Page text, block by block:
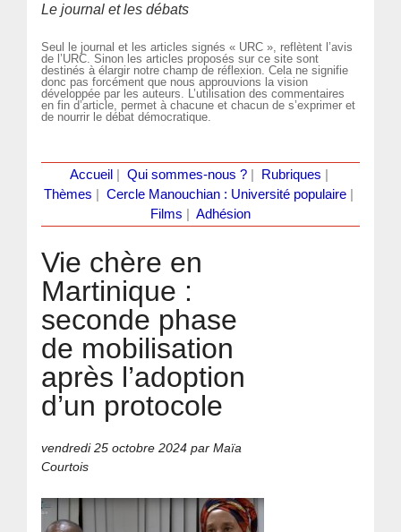
Le journal et les débats
Seul le journal et les articles signés « URC », reflètent l’avis
de l’URC. Sinon les articles proposés sur ce site sont
destinés à élargir notre champ de réflexion. Cela ne signifie
donc pas forcément que nous approuvions la vision
développée par les auteurs. L’utilisation des commentaires
en fin d’article, permet à chacune et chacun de s’exprimer et
de nourrir le débat démocratique.
Accueil Qui sommes-nous ?| Rubriques
Thèmes
Cercle Manouchian : Université populaire
Films
Adhésion
Vie chère en
Martinique :
seconde phase
de mobilisation
après l’adoption
d’un protocole
vendredi 25 octobre 2024 par Maïa
Courtois